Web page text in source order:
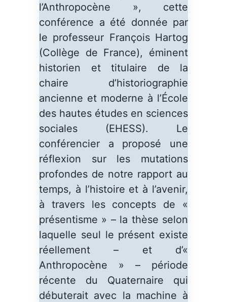
l’Anthropocène », cette
conférence a été donnée par
le professeur François Hartog
(Collège de France), éminent
historien et titulaire de la
chaire d’historiographie
ancienne et moderne à l’École
des hautes études en sciences
sociales (EHESS). Le
conférencier a proposé une
réflexion sur les mutations
profondes de notre rapport au
temps, à l’histoire et à l’avenir,
à travers les concepts de «
présentisme » – la thèse selon
laquelle seul le présent existe
réellement – et d’«
Anthropocène » – période
récente du Quaternaire qui
débuterait avec la machine à